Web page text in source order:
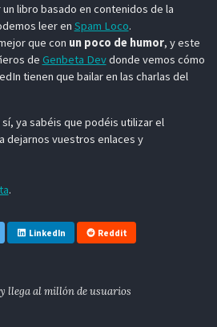
libro basado en contenidos de la
leer en Spam Loco.
que con un poco de humor, y este
de Genbeta Devdonde vemos cómo
tienen que bailar en las charlas del
ya sabéis que podéis utilizar el
dejarnos vuestros enlaces y
.
LinkedIn Reddit
llega al millón de usuarios